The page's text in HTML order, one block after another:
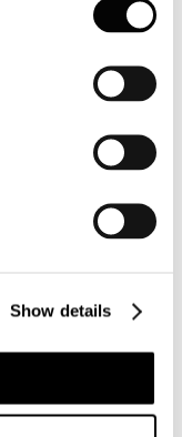
Show details